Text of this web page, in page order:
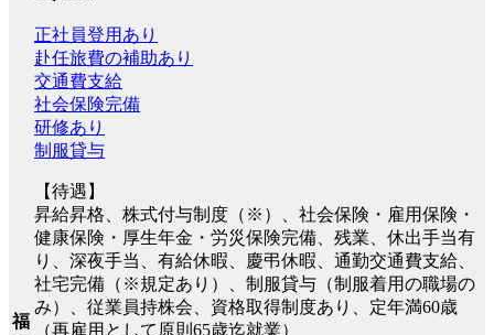
福
正社員登用あり
赴任旅費の補助あり
交通費支給
社会保険完備
研修あり
制服貸与
【待遇】
昇給昇格、株式付与制度（※）、社会保険・雇用保険・
健康保険・厚生年金・労災保険完備、残業、休出手当有
り、深夜手当、有給休暇、慶弔休暇、通勤交通費支給、
社宅完備（※規定あり）、制服貸与（制服着用の職場の
み）、従業員持株会、資格取得制度あり、定年満60歳
（再雇用として原則65歳迄就業）